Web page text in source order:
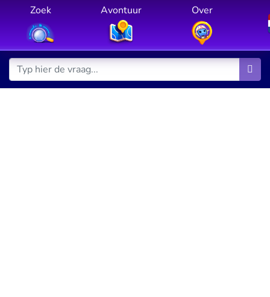
Zoek Avontuur Over